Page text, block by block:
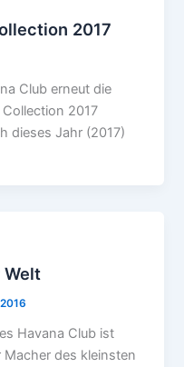
2017
Club erneut die
2017
dieses Jahr (2017)
Welt
Havana Club ist
des kleinsten